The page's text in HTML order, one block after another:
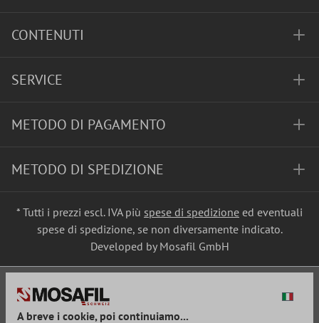
CONTENUTI
SERVICE
METODO DI PAGAMENTO
METODO DI SPEDIZIONE
* Tutti i prezzi escl. IVA più spese di spedizione ed eventuali
spese di spedizione, se non diversamente indicato.
Developed by Mosafil GmbH
A breve i cookie, poi continuiamo...